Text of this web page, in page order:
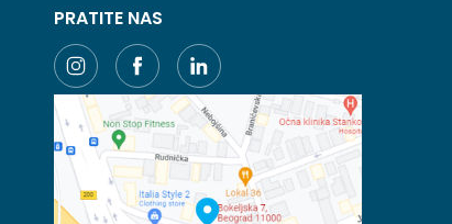
PRATITE NAS